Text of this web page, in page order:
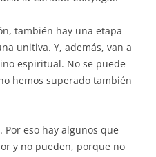
también hay una etapa
unitiva. Y, además, van a
espiritual. No se puede
hemos superado también
eso hay algunos que
y no pueden, porque no